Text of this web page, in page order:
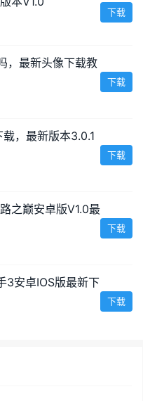
下载
，最新头像下载教
下载
，最新版本3.0.1
下载
之巅安卓版V1.0最
下载
3安卓IOS版最新下
下载